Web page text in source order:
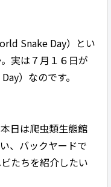
Snake Day）とい
実は７月１６日が
）なのです。
日は爬虫類生態館
、バックヤードで
たちを紹介したい